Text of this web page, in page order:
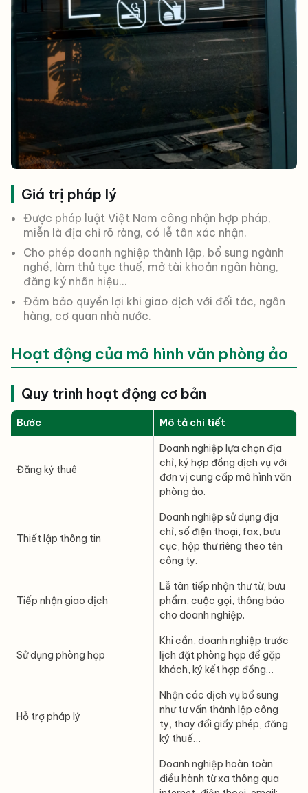
Giá trị pháp lý
Được pháp luật Việt Nam công nhận hợp pháp,
miễn là địa chỉ rõ ràng, có lễ tân xác nhận.
Cho phép doanh nghiệp thành lập, bổ sung ngành
nghề, làm thủ tục thuế, mở tài khoản ngân hàng,
đăng ký nhãn hiệu…
Đảm bảo quyền lợi khi giao dịch với đối tác, ngân
hàng, cơ quan nhà nước.
Hoạt động của mô hình văn phòng ảo
Quy trình hoạt động cơ bản
Bước Mô tả chi tiết
Đăng ký thuê
Doanh nghiệp lựa chọn địa
chỉ, ký hợp đồng dịch vụ với
đơn vị cung cấp mô hình văn
phòng ảo.
Thiết lập thông tin
Doanh nghiệp sử dụng địa
chỉ, số điện thoại, fax, bưu
cục, hộp thư riêng theo tên
công ty.
Tiếp nhận giao dịch
Lễ tân tiếp nhận thư từ, bưu
phẩm, cuộc gọi, thông báo
cho doanh nghiệp.
Sử dụng phòng họp
Khi cần, doanh nghiệp trước
lịch đặt phòng họp để gặp
khách, ký kết hợp đồng…
Hỗ trợ pháp lý
Nhận các dịch vụ bổ sung
như tư vấn thành lập công
ty, thay đổi giấy phép, đăng
ký thuế…
Doanh nghiệp hoàn toàn
điều hành từ xa thông qua